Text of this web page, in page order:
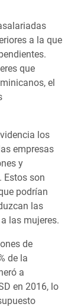
a la que
que
el
los
empresas
y
Estos son
podrían
las
las mujeres.
de
de la
a
en 2016, lo